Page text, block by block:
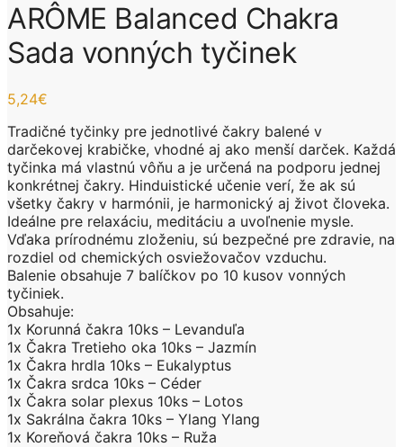
ARÔME Balanced Chakra
Sada vonných tyčinek
5,24€
Tradičné tyčinky pre jednotlivé čakry balené v
darčekovej krabičke, vhodné aj ako menší darček. Každá
tyčinka má vlastnú vôňu a je určená na podporu jednej
konkrétnej čakry. Hinduistické učenie verí, že ak sú
všetky čakry v harmónii, je harmonický aj život človeka.
Ideálne pre relaxáciu, meditáciu a uvoľnenie mysle.
Vďaka prírodnému zloženiu, sú bezpečné pre zdravie, na
rozdiel od chemických osviežovačov vzduchu.
Balenie obsahuje 7 balíčkov po 10 kusov vonných
tyčiniek.
Obsahuje:
1x Korunná čakra 10ks – Levanduľa
1x Čakra Tretieho oka 10ks – Jazmín
1x Čakra hrdla 10ks – Eukalyptus
1x Čakra srdca 10ks – Céder
1x Čakra solar plexus 10ks – Lotos
1x Sakrálna čakra 10ks – Ylang Ylang
1x Koreňová čakra 10ks – Ruža